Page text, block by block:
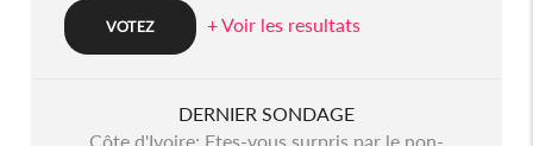
+ Voir les resultats
DERNIER SONDAGE
Côte d'Ivoire: Etes-vous surpris par le non-